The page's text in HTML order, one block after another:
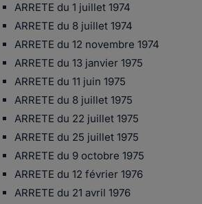
ARRETE du 1 juillet 1974
ARRETE du 8 juillet 1974
ARRETE du 12 novembre 1974
ARRETE du 13 janvier 1975
ARRETE du 11 juin 1975
ARRETE du 8 juillet 1975
ARRETE du 22 juillet 1975
ARRETE du 25 juillet 1975
ARRETE du 9 octobre 1975
ARRETE du 12 février 1976
ARRETE du 21 avril 1976